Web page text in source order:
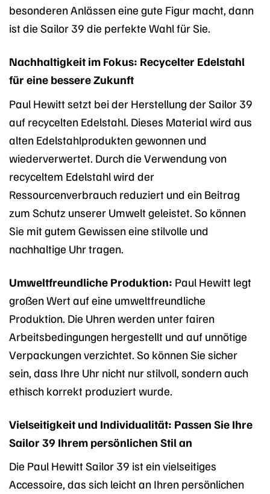
besonderen Anlässen eine gute Figur macht, dann
ist die Sailor 39 die perfekte Wahl für Sie.
Nachhaltigkeit im Fokus: Recycelter Edelstahl
für eine bessere Zukunft
Paul Hewitt setzt bei der Herstellung der Sailor 39
auf recycelten Edelstahl. Dieses Material wird aus
alten Edelstahlprodukten gewonnen und
wiederverwertet. Durch die Verwendung von
recyceltem Edelstahl wird der
Ressourcenverbrauch reduziert und ein Beitrag
zum Schutz unserer Umwelt geleistet. So können
Sie mit gutem Gewissen eine stilvolle und
nachhaltige Uhr tragen.
Umweltfreundliche Produktion: Paul Hewitt legt
großen Wert auf eine umweltfreundliche
Produktion. Die Uhren werden unter fairen
Arbeitsbedingungen hergestellt und auf unnötige
Verpackungen verzichtet. So können Sie sicher
sein, dass Ihre Uhr nicht nur stilvoll, sondern auch
ethisch korrekt produziert wurde.
Vielseitigkeit und Individualität: Passen Sie Ihre
Sailor 39 Ihrem persönlichen Stil an
Die Paul Hewitt Sailor 39 ist ein vielseitiges
Accessoire, das sich leicht an Ihren persönlichen